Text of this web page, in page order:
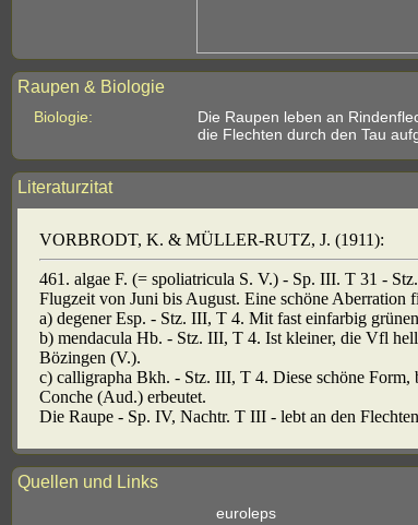
Raupen & Biologie
Biologie:
Die Raupen leben an
die Flechten durch den Tau
Literaturzitat
VORBRODT, K. & MÜLLER-RUTZ, J. (1911):
461. algae F. (= spoliatricula S. V.) - Sp. III. T 31 -
Flugzeit von Juni bis August. Eine schöne Aberration
a) degener Esp. - Stz. III, T 4. Mit fast einfarbig
b) mendacula Hb. - Stz. III, T 4. Ist kleiner, die Vfl
Bözingen (V.).
c) calligrapha Bkh. - Stz. III, T 4. Diese schöne Form,
Conche (Aud.) erbeutet.
Die Raupe - Sp. IV, Nachtr. T III - lebt an den
Quellen und Links
euroleps